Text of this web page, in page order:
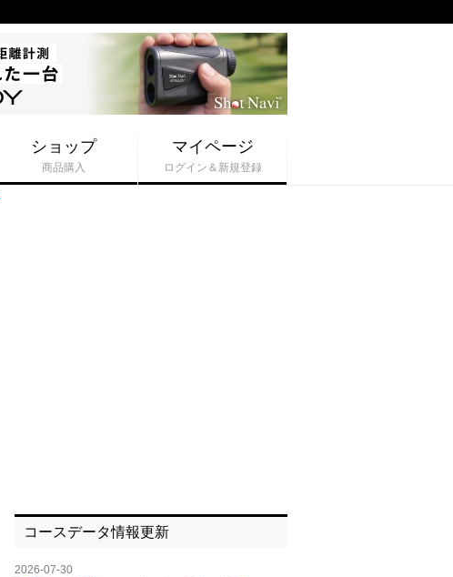
ショップ
商品購入
マイページ
ログイン＆新規登録
コースデータ情報更新
2026-07-30